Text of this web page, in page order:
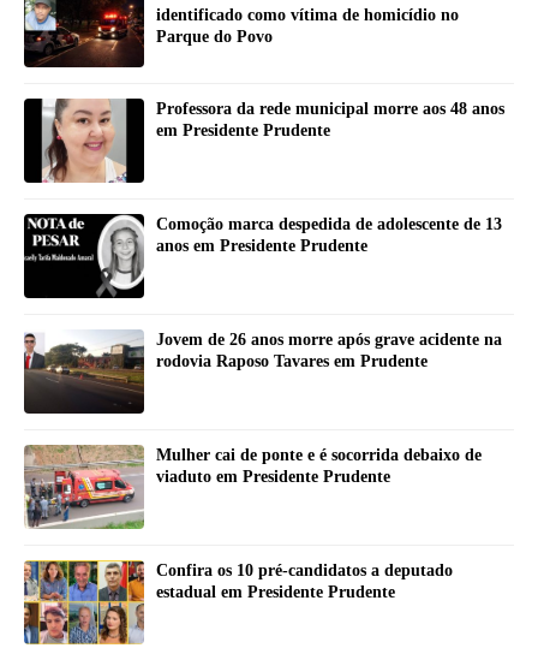
identificado como vítima de homicídio no
Parque do Povo
Professora da rede municipal morre aos 48 anos
em Presidente Prudente
Comoção marca despedida de adolescente de 13
anos em Presidente Prudente
Jovem de 26 anos morre após grave acidente na
rodovia Raposo Tavares em Prudente
Mulher cai de ponte e é socorrida debaixo de
viaduto em Presidente Prudente
Confira os 10 pré-candidatos a deputado
estadual em Presidente Prudente